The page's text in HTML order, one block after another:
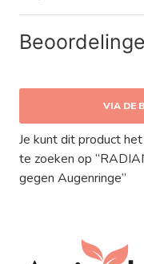
VIA DE
Je kunt dit product
te zoeken op
gegen Augenringe”